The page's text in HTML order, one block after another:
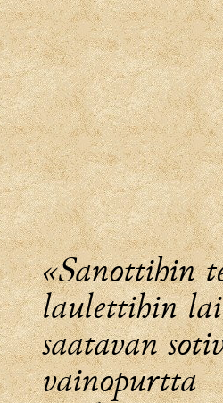
«Sanottihin
laulettihin
saatavan
vainopurtta